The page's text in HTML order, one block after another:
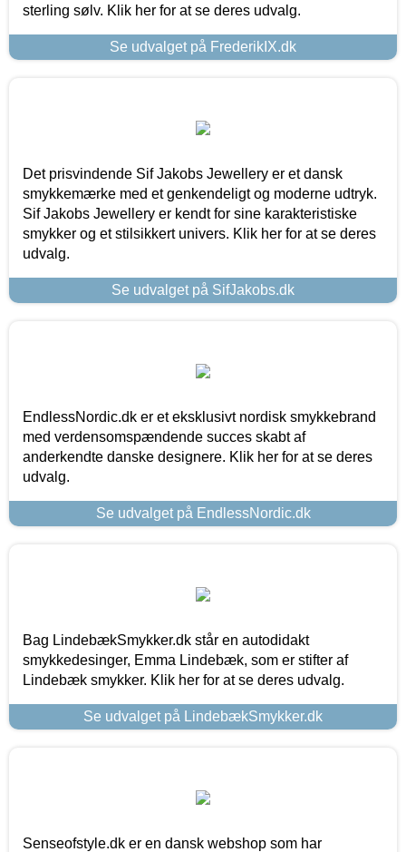
sterling sølv. Klik her for at se deres udvalg.
Se udvalget på FrederikIX.dk
Det prisvindende Sif Jakobs Jewellery er et dansk
smykkemærke med et genkendeligt og moderne udtryk.
Sif Jakobs Jewellery er kendt for sine karakteristiske
smykker og et stilsikkert univers. Klik her for at se deres
udvalg.
Se udvalget på SifJakobs.dk
EndlessNordic.dk er et eksklusivt nordisk smykkebrand
med verdensomspændende succes skabt af
anderkendte danske designere. Klik her for at se deres
udvalg.
Se udvalget på EndlessNordic.dk
Bag LindebækSmykker.dk står en autodidakt
smykkedesinger, Emma Lindebæk, som er stifter af
Lindebæk smykker. Klik her for at se deres udvalg.
Se udvalget på LindebækSmykker.dk
Senseofstyle.dk er en dansk webshop som har